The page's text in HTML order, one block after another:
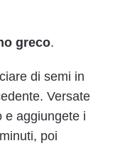
greco.
di semi in
Versate
e aggiungete i
poi